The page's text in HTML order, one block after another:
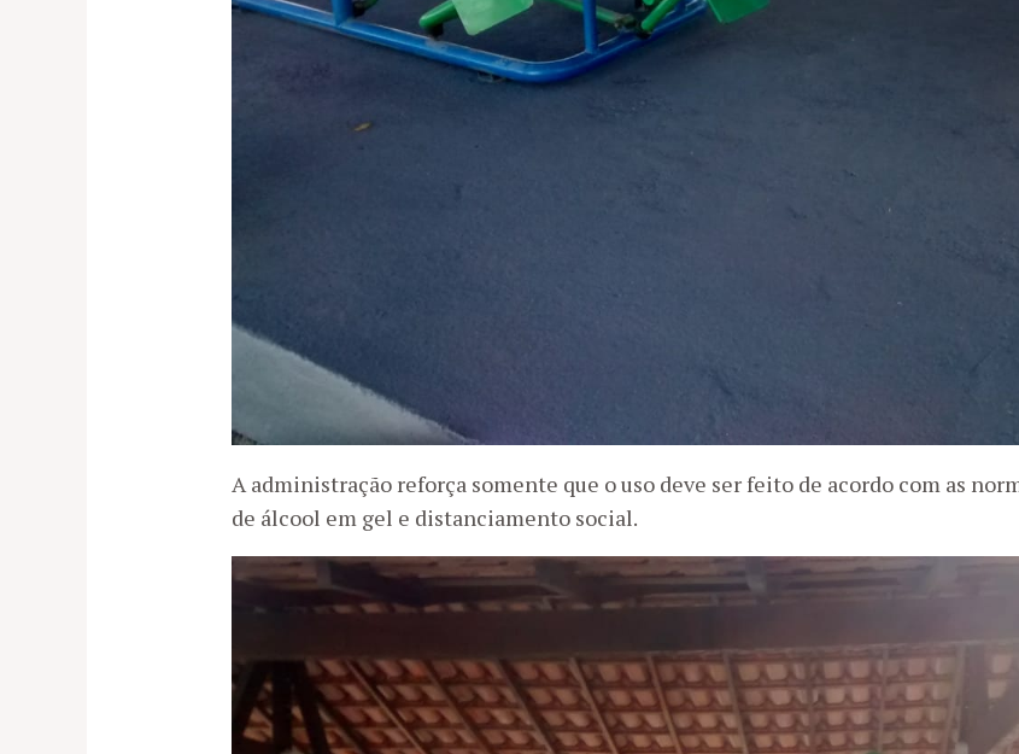
A administração reforça somente que o uso deve ser feito de acordo com as
de álcool em gel e distanciamento social.